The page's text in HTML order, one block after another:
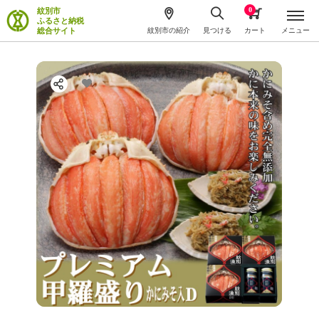
紋別市
ふるさと納税
総合サイト
紋別市の紹介 見つける カート
0
メニュー